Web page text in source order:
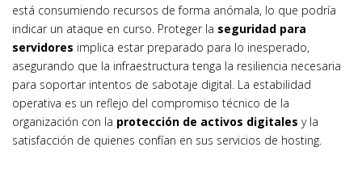
está consumiendo recursos de forma anómala, lo que podría
indicar un ataque en curso. Proteger la seguridad para
servidores implica estar preparado para lo inesperado,
asegurando que la infraestructura tenga la resiliencia necesaria
para soportar intentos de sabotaje digital. La estabilidad
operativa es un reflejo del compromiso técnico de la
organización con la protección de activos digitales y la
satisfacción de quienes confían en sus servicios de hosting.